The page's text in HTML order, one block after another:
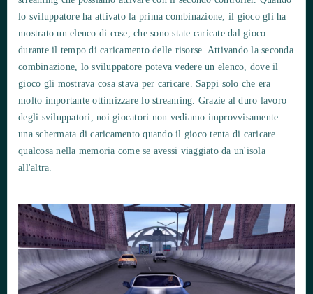
lo sviluppatore ha attivato la prima combinazione, il gioco gli ha
mostrato un elenco di cose, che sono state caricate dal gioco
durante il tempo di caricamento delle risorse. Attivando la seconda
combinazione, lo sviluppatore poteva vedere un elenco, dove il
gioco gli mostrava cosa stava per caricare. Sappi solo che era
molto importante ottimizzare lo streaming. Grazie al duro lavoro
degli sviluppatori, noi giocatori non vediamo improvvisamente
una schermata di caricamento quando il gioco tenta di caricare
qualcosa nella memoria come se avessi viaggiato da un'isola
all'altra.